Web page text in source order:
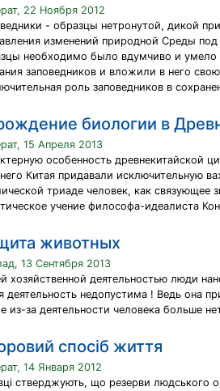
22 Ноября 2012
- образцы нетронутой, дикой
изменений природной Среды
необходимо было вдумчиво и умело
заповедников и вложили в него
роль заповедников в
биологии в
15 Апреля 2013
особенность древнекитайской
Китая придавали исключительную
триаде человек, как
учение философа-идеалиста
животных
13 Сентября 2013
хозяйственной деятельностью люди
деятельность недопустима ! Ведь она
из-за деятельности человека больше
спосіб життя
14 Января 2012
стверджують, що резерви людського